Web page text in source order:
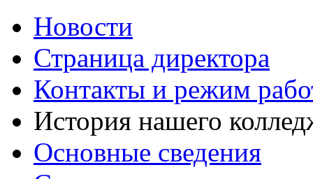
Новости
Страница директора
Контакты и режим
История нашего
Основные сведения